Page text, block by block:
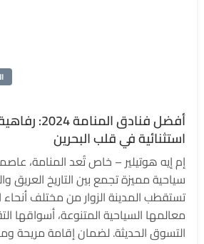
أفضل فنادق
استثنائية في قلب البحرين
إم إيه هوتيلير – خاص تُعد المنامة،
سياحية مميزة تجمع بين التاريخ العريق
تستقطب المدينة الزوار من مختلف
معالمها السياحية المتنوعة، أسواقها
التسوق الحديثة. لضمان إقامة مريحة